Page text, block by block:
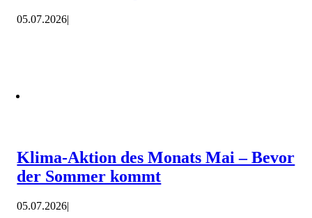
05.07.2026|
Klima-Aktion des Monats Mai – Bevor
der Sommer kommt
05.07.2026|